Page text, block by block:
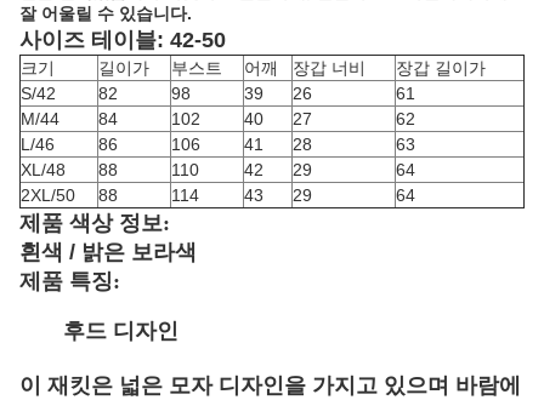
잘 어울릴 수 있습니다.
사이즈 테이블: 42-50
크기 길이가 부스트 어깨 장갑 너비
장갑 길이가
S/42
82 98 39 26
61
M/44
84 102 40 27
62
L/46
86 106 41 28
63
XL/48
88 110 42 29
64
2XL/50
88 114 43 29 64
제품 색상 정보:
흰색 / 밝은 보라색
제품 특징:
후드 디자인
이 재킷은 넓은 모자 디자인을 가지고 있으며 바람에